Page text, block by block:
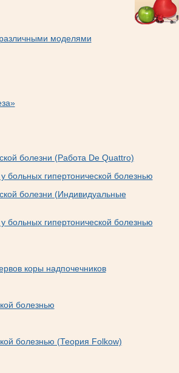
моделями
болезни (Работа De Quattro)
больных гипертонической болезнью
болезни (Индивидуальные
больных гипертонической болезнью
коры надпочечников
болезнью
болезнью (Теория Folkow)